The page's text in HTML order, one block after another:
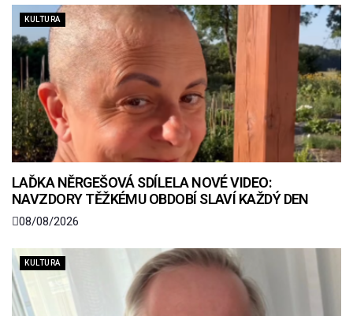
KULTURA
LAĎKA NĚRGEŠOVÁ SDÍLELA NOVÉ VIDEO:
NAVZDORY TĚŽKÉMU OBDOBÍ SLAVÍ KAŽDÝ DEN
08/08/2026
KULTURA